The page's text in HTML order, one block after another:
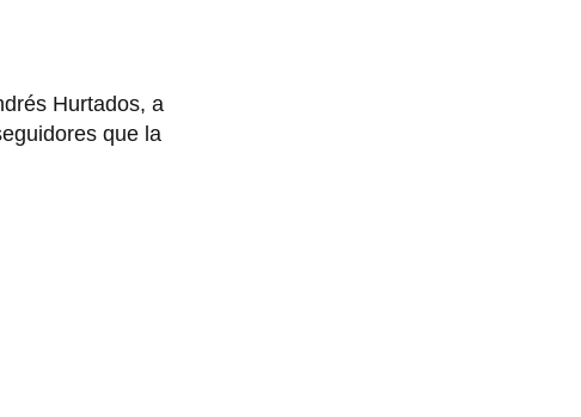
Hurtados, a
que la